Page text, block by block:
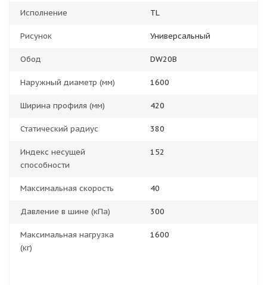
Исполнение TL
Рисунок Универсальный
Обод DW20B
Наружный диаметр (мм) 1600
Ширина профиля (мм) 420
Статический радиус 380
Индекс несущей
способности
152
Максимальная скорость 40
Давление в шине (кПа) 300
Максимальная нагрузка
(кг)
1600